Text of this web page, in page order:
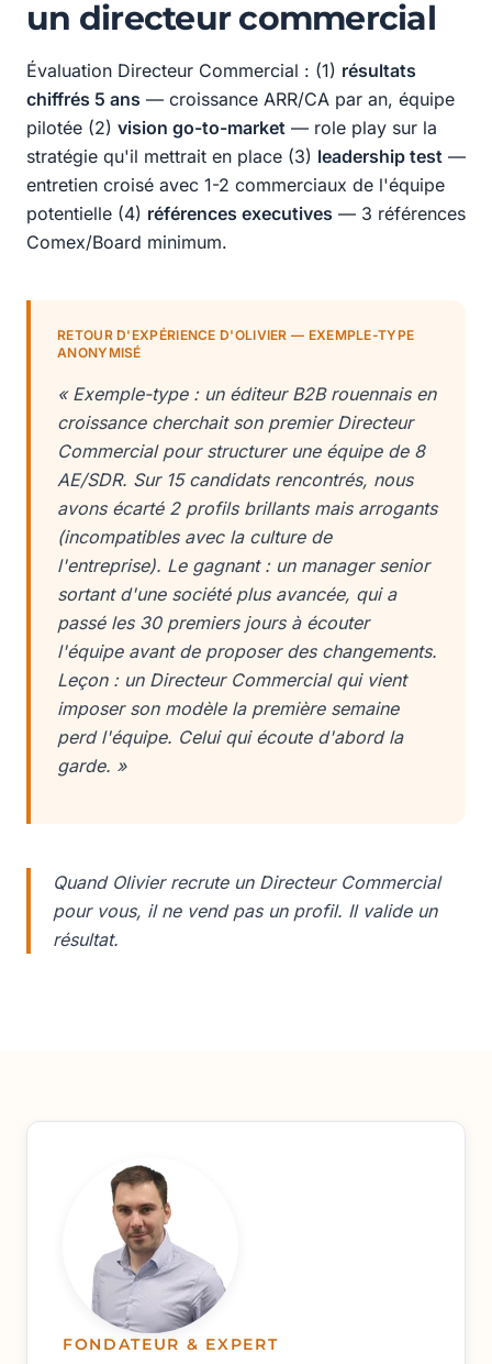
un directeur commercial
Évaluation Directeur Commercial : (1) résultats
chiffrés 5 ans — croissance ARR/CA par an, équipe
pilotée (2) vision go-to-market — role play sur la
stratégie qu'il mettrait en place (3) leadership test —
entretien croisé avec 1-2 commerciaux de l'équipe
potentielle (4) références executives — 3 références
Comex/Board minimum.
RETOUR D'EXPÉRIENCE D'OLIVIER — EXEMPLE-TYPE
ANONYMISÉ
« Exemple-type : un éditeur B2B rouennais en
croissance cherchait son premier Directeur
Commercial pour structurer une équipe de 8
AE/SDR. Sur 15 candidats rencontrés, nous
avons écarté 2 profils brillants mais arrogants
(incompatibles avec la culture de
l'entreprise). Le gagnant : un manager senior
sortant d'une société plus avancée, qui a
passé les 30 premiers jours à écouter
l'équipe avant de proposer des changements.
Leçon : un Directeur Commercial qui vient
imposer son modèle la première semaine
perd l'équipe. Celui qui écoute d'abord la
garde. »
Quand Olivier recrute un Directeur Commercial
pour vous, il ne vend pas un profil. Il valide un
résultat.
FONDATEUR & EXPERT